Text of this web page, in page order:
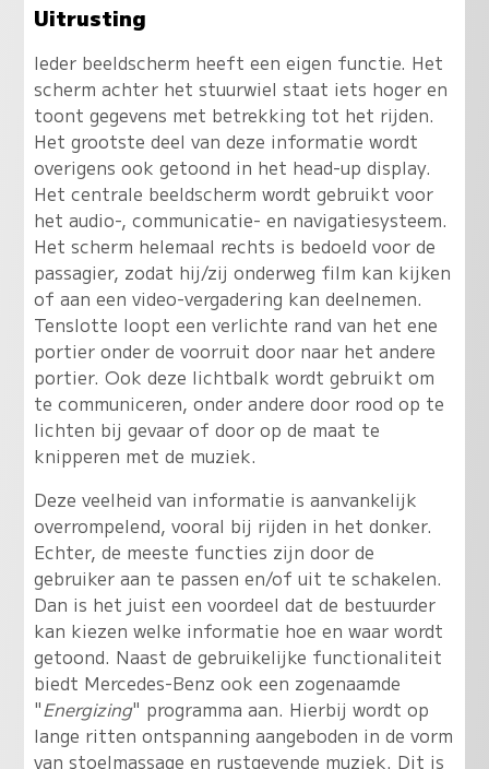
Uitrusting
Ieder beeldscherm heeft een eigen functie. Het
scherm achter het stuurwiel staat iets hoger en
toont gegevens met betrekking tot het rijden.
Het grootste deel van deze informatie wordt
overigens ook getoond in het head-up display.
Het centrale beeldscherm wordt gebruikt voor
het audio-, communicatie- en navigatiesysteem.
Het scherm helemaal rechts is bedoeld voor de
passagier, zodat hij/zij onderweg film kan kijken
of aan een video-vergadering kan deelnemen.
Tenslotte loopt een verlichte rand van het ene
portier onder de voorruit door naar het andere
portier. Ook deze lichtbalk wordt gebruikt om
te communiceren, onder andere door rood op te
lichten bij gevaar of door op de maat te
knipperen met de muziek.
Deze veelheid van informatie is aanvankelijk
overrompelend, vooral bij rijden in het donker.
Echter, de meeste functies zijn door de
gebruiker aan te passen en/of uit te schakelen.
Dan is het juist een voordeel dat de bestuurder
kan kiezen welke informatie hoe en waar wordt
getoond. Naast de gebruikelijke functionaliteit
biedt Mercedes-Benz ook een zogenaamde
"Energizing" programma aan. Hierbij wordt op
lange ritten ontspanning aangeboden in de vorm
van stoelmassage en rustgevende muziek. Dit is